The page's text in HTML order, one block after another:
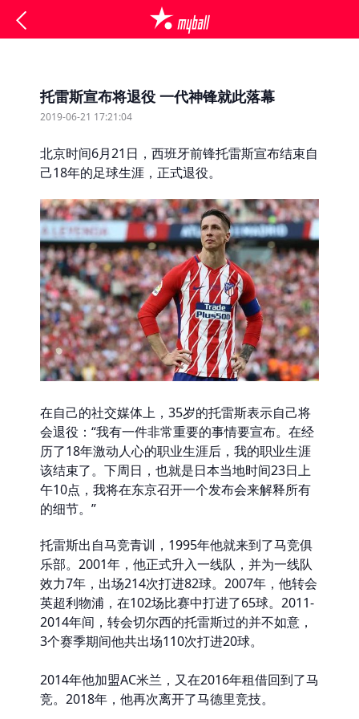
托雷斯宣布将退役 一代神锋就此落幕
2019-06-21 17:21:04
北京时间6月21日，西班牙前锋托雷斯宣布结束自
己18年的足球生涯，正式退役。
在自己的社交媒体上，35岁的托雷斯表示自己将
会退役：“我有一件非常重要的事情要宣布。在经
历了18年激动人心的职业生涯后，我的职业生涯
该结束了。下周日，也就是日本当地时间23日上
午10点，我将在东京召开一个发布会来解释所有
的细节。”
托雷斯出自马竞青训，1995年他就来到了马竞俱
乐部。2001年，他正式升入一线队，并为一线队
效力7年，出场214次打进82球。2007年，他转会
英超利物浦，在102场比赛中打进了65球。2011-
2014年间，转会切尔西的托雷斯过的并不如意，
3个赛季期间他共出场110次打进20球。
2014年他加盟AC米兰，又在2016年租借回到了马
竞。2018年，他再次离开了马德里竞技。